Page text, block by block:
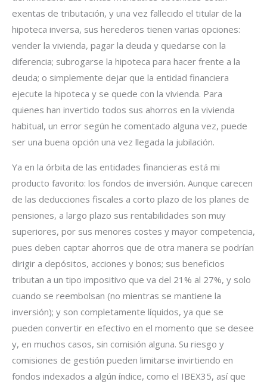
exentas de tributación, y una vez fallecido el titular de la
hipoteca inversa, sus herederos tienen varias opciones:
vender la vivienda, pagar la deuda y quedarse con la
diferencia; subrogarse la hipoteca para hacer frente a la
deuda; o simplemente dejar que la entidad financiera
ejecute la hipoteca y se quede con la vivienda. Para
quienes han invertido todos sus ahorros en la vivienda
habitual, un error según he comentado alguna vez, puede
ser una buena opción una vez llegada la jubilación.
Ya en la órbita de las entidades financieras está mi
producto favorito: los fondos de inversión. Aunque carecen
de las deducciones fiscales a corto plazo de los planes de
pensiones, a largo plazo sus rentabilidades son muy
superiores, por sus menores costes y mayor competencia,
pues deben captar ahorros que de otra manera se podrían
dirigir a depósitos, acciones y bonos; sus beneficios
tributan a un tipo impositivo que va del 21% al 27%, y solo
cuando se reembolsan (no mientras se mantiene la
inversión); y son completamente líquidos, ya que se
pueden convertir en efectivo en el momento que se desee
y, en muchos casos, sin comisión alguna. Su riesgo y
comisiones de gestión pueden limitarse invirtiendo en
fondos indexados a algún índice, como el IBEX35, así que